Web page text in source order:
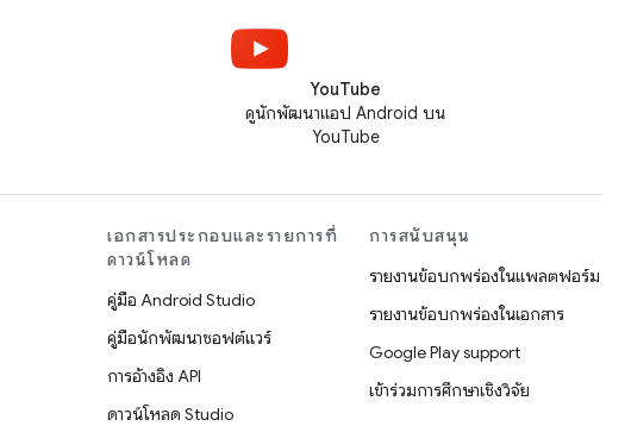
YouTube
ดูนักพัฒนาแอป Android บน
YouTube
เอกสารประกอบและรายการที่
ดาวน์โหลด
คู่มือ Android Studio
คู่มือนักพัฒนาซอฟต์แวร์
การอ้างอิง API
ดาวน์โหลด Studio
การสนับสนุน
รายงานข้อบกพร่องในแพลตฟอร์ม
รายงานข้อบกพร่องในเอกสาร
Google Play support
เข้าร่วมการศึกษาเชิงวิจัย